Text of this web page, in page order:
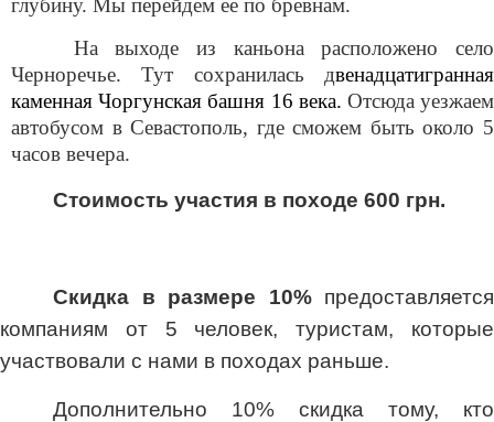
глубину. Мы перейдем ее по бревнам.
На выходе из каньона расположено село
Черноречье. Тут сохранилась двенадцатигранная
каменная Чоргунская башня 16 века. Отсюда уезжаем
автобусом в Севастополь, где сможем быть около 5
часов вечера.
Стоимость участия в походе 600 грн.
Скидка в размере 10% предоставляется
компаниям от 5 человек, туристам, которые
участвовали с нами в походах раньше.
Дополнительно 10% скидка тому, кто